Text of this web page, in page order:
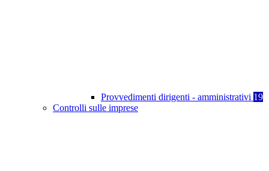
Provvedimenti dirigenti - amministrativi 19
Controlli sulle imprese